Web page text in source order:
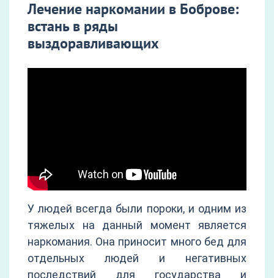
Лечение наркомании в Боброве:
встань в ряды
выздоравливающих
У людей всегда были пороки, и одним из
тяжелых на данный момент является
наркомания. Она приносит много бед для
отдельных людей и негативных
последствий для государства и